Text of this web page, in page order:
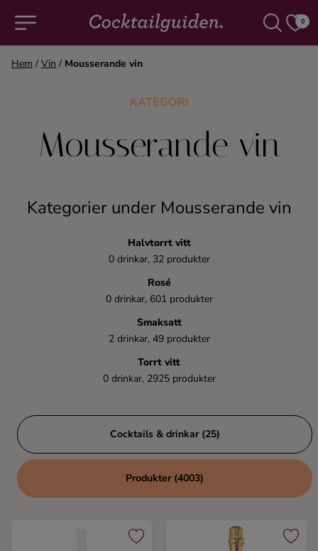
0
Champagne
Likör
Rom
Hem / Vin / Mousserande vin
KATEGORI
Mousserande vin
Kategorier under Mousserande vin
Halvtorrt vitt
0 drinkar, 32 produkter
Rosé
0 drinkar, 601 produkter
Smaksatt
2 drinkar, 49 produkter
Torrt vitt
0 drinkar, 2925 produkter
Cocktails & drinkar (25)
Produkter (4003)